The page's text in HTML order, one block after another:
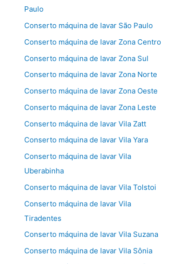
Paulo
Conserto máquina de lavar São Paulo
Conserto máquina de lavar Zona Centro
Conserto máquina de lavar Zona Sul
Conserto máquina de lavar Zona Norte
Conserto máquina de lavar Zona Oeste
Conserto máquina de lavar Zona Leste
Conserto máquina de lavar Vila Zatt
Conserto máquina de lavar Vila Yara
Conserto máquina de lavar Vila
Uberabinha
Conserto máquina de lavar Vila Tolstoi
Conserto máquina de lavar Vila
Tiradentes
Conserto máquina de lavar Vila Suzana
Conserto máquina de lavar Vila Sônia